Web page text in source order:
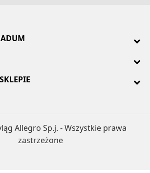
Allegro Sp.j. - Wszystkie prawa
zastrzeżone